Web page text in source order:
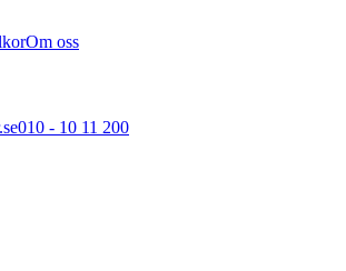
Om oss
010 - 10 11 200